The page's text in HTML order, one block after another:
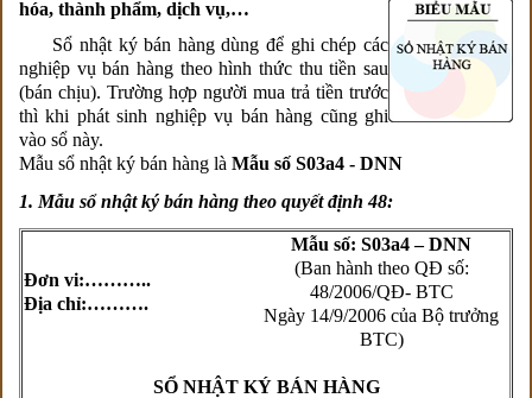
hóa, thành phẩm, dịch vụ,…
Sổ nhật ký bán hàng dùng để ghi chép các
nghiệp vụ bán hàng theo hình thức thu tiền sau
(bán chịu). Trường hợp người mua trả tiền trước
thì khi phát sinh nghiệp vụ bán hàng cũng ghi
vào sổ này.
Mẫu sổ nhật ký bán hàng là Mẫu số S03a4 - DNN
1. Mẫu sổ nhật ký bán hàng theo quyết định 48:
Đơn vi:………..
Địa chỉ:……….
Mẫu số: S03a4 – DNN
(Ban hành theo QĐ số:
48/2006/QĐ- BTC
Ngày 14/9/2006 của Bộ trưởng
BTC)
SỔ NHẬT KÝ BÁN HÀNG